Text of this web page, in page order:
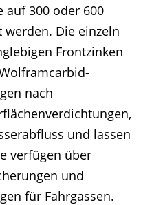
auf 300 oder 600
Die einzeln
Frontzinken
nach
und lassen
verfügen über
und
für Fahrgassen.